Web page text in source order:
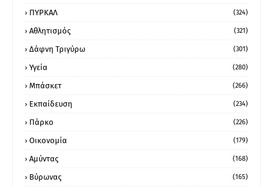
ΠΥΡΚΑΛ (324)
Αθλητισμός (321)
Δάφνη Τριγύρω (301)
Υγεία (280)
Μπάσκετ (266)
Εκπαίδευση (234)
Πάρκο (226)
Οικονομία (179)
Αμύντας (168)
Βύρωνας (165)